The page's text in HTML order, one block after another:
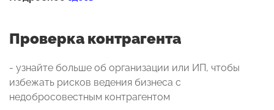
Проверка контрагента
- узнайте больше об организации или ИП, чтобы
избежать рисков ведения бизнеса с
недобросовестным контрагентом